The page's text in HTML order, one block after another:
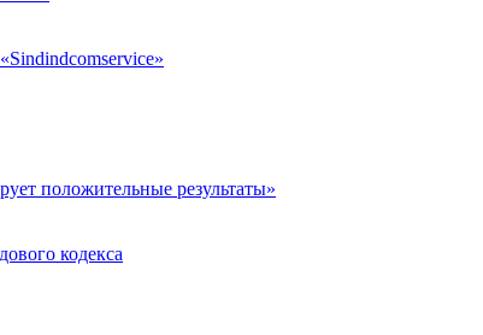
положительные результаты»
кодекса